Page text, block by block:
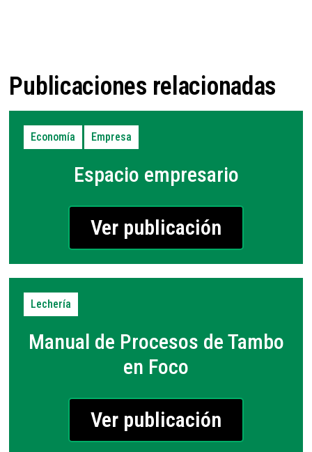
Economía Empresa
Espacio empresario
Ver publicación
Lechería
Manual de Procesos de Tambo
en Foco
Ver publicación
Publicaciones relacionadas